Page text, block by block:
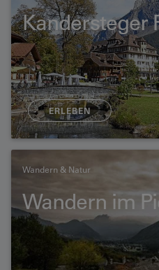
Kandersteger
ERLEBEN
Wandern & Natur
Wandern im